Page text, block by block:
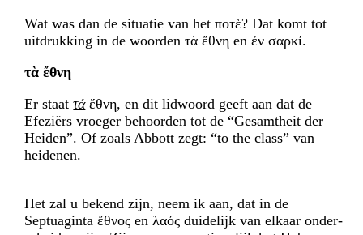
Wat was dan de situatie van het ποτὲ? Dat komt tot
uitdrukking in de woorden τὰ ἔθνη en ἐν σαρκί.
τὰ ἔθνη
Er staatτάἔθνη, en dit lidwoord geeft aan dat de
Efeziërs vroeger behoorden tot de “Gesamtheit der
Heiden”. Of zoals Abbott zegt: “to the class” van
heidenen.
Het zal u bekend zijn, neem ik aan, dat in de
Septuaginta ἔθνος en λαός duidelijk van elkaar onder­